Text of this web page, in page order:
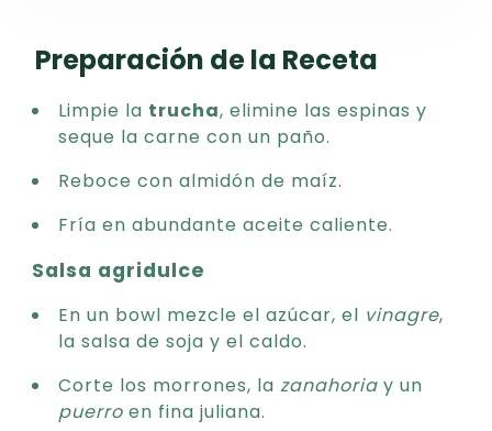
Preparación de la Receta
Limpie la trucha, elimine las espinas y
seque la carne con un paño.
Reboce con almidón de maíz.
Fría en abundante aceite caliente.
Salsa agridulce
En un bowl mezcle el azúcar, el vinagre,
la salsa de soja y el caldo.
Corte los morrones, la zanahoria y un
puerro en fina juliana.